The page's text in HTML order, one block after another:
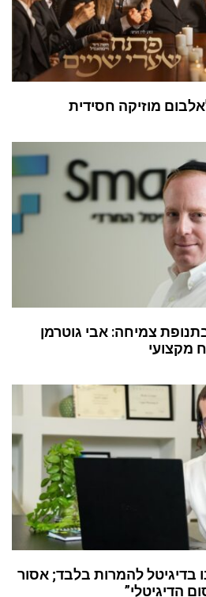
מוזיקה חסידית
צמיחה: אבי גוטרמן
מקצועי
בדיגיטל להמרות בלבד; אסור
הדיגיטלי”